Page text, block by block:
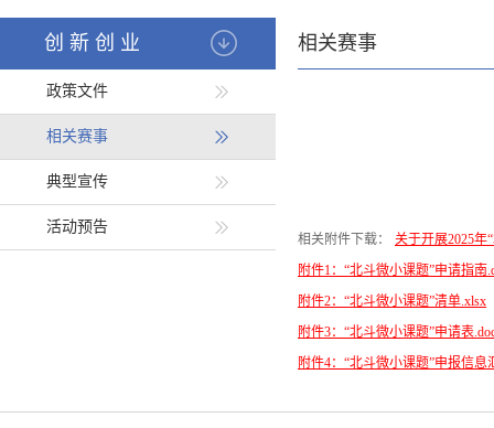
创新创业
政策文件
相关赛事
典型宣传
活动预告
相关赛事
相关附件下载：
关于开展2025年
附件1：“北斗微小课题”申请指南
附件2：“北斗微小课题”清单.xlsx
附件3：“北斗微小课题”申请表
附件4：“北斗微小课题”申报信息